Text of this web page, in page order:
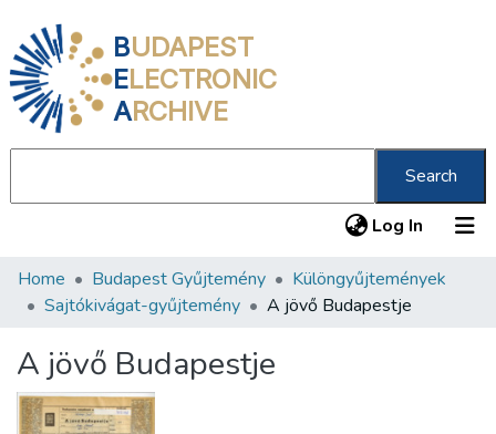
BUDAPEST
ELECTRONIC
ARCHIVE
Search
Log In (current)
Communities & Collections
Statistics
About us
Home Budapest Gyűjtemény
Különgyűjtemények
Sajtókivágat-gyűjtemény
A jövő Budapestje
A jövő Budapestje